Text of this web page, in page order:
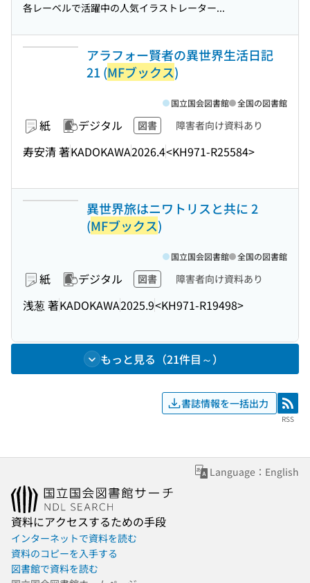
各レーベルで活躍中の人気イラストレーター...
アラフォー賢者の異世界生活日記
21 (MFブックス)
紙 デジタル 図書 障害者向け資料あり
寿安清 著KADOKAWA2026.4<KH971-R25584>
国立国会図書館 全国の図書館
異世界旅はニワトリスと共に 2
(MFブックス)
紙 デジタル 図書 障害者向け資料あり
浅葱 著KADOKAWA2025.9<KH971-R19498>
国立国会図書館 全国の図書館
もっと見る（21件目～）
書誌情報を一括出力 RSS
RSS
Language：English
資料にアクセスするための手段
インターネットで資料を読む
資料のコピーを入手する
図書館で資料を読む